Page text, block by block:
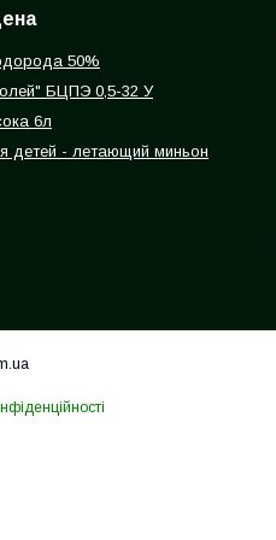
50%
БЦПЭ 0,5-32 У
6л
детей - летающий миньон